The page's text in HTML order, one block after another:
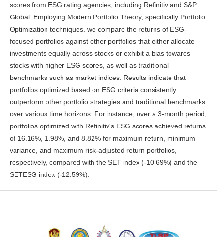
scores from ESG rating agencies, including Refinitiv and S&P
Global. Employing Modern Portfolio Theory, specifically Portfolio
Optimization techniques, we compare the returns of ESG-
focused portfolios against other portfolios that either allocate
investments equally across stocks or exhibit a bias towards
stocks with higher ESG scores, as well as traditional
benchmarks such as market indices. Results indicate that
portfolios optimized based on ESG criteria consistently
outperform other portfolio strategies and traditional benchmarks
over various time horizons. For instance, over a 3-month period,
portfolios optimized with Refinitiv's ESG scores achieved returns
of 16.16%, 1.98%, and 8.82% for maximum return, minimum
variance, and maximum risk-adjusted return portfolios,
respectively, compared with the SET index (-10.69%) and the
SETESG index (-12.59%).